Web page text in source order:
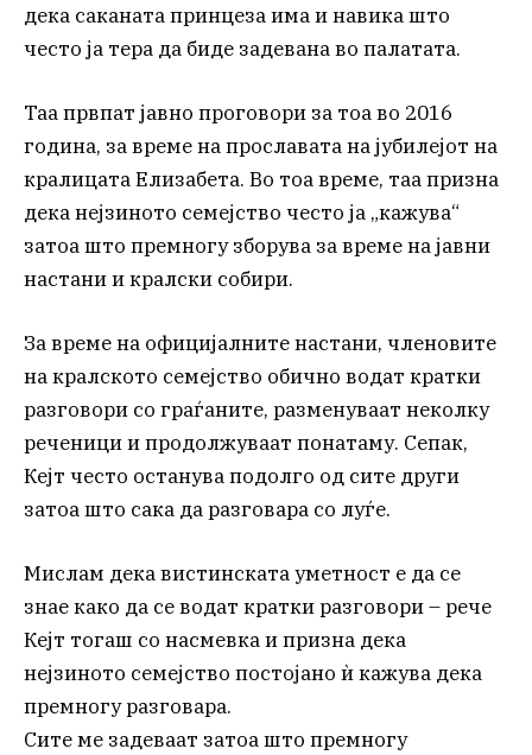
дека саканата принцеза има и навика што
често ја тера да биде задевана во палатата.
Таа првпат јавно проговори за тоа во 2016
година, за време на прославата на јубилејот на
кралицата Елизабета. Во тоа време, таа призна
дека нејзиното семејство често ја „кажува“
затоа што премногу зборува за време на јавни
настани и кралски собири.
За време на официјалните настани, членовите
на кралското семејство обично водат кратки
разговори со граѓаните, разменуваат неколку
реченици и продолжуваат понатаму. Сепак,
Кејт често останува подолго од сите други
затоа што сака да разговара со луѓе.
Мислам дека вистинската уметност е да се
знае како да се водат кратки разговори – рече
Кејт тогаш со насмевка и призна дека
нејзиното семејство постојано ѝ кажува дека
премногу разговара.
Сите ме задеваат затоа што премногу